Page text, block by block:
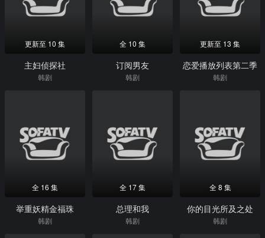
更新至 10 集
主妇侦探社
韩剧
全 10 集
订阅男友
韩剧
更新至 13 集
恋爱播放列表第二季
韩剧
全 16 集
举重妖精金福珠
韩剧
全 17 集
总理和我
韩剧
全 8 集
你的目光所及之处
韩剧